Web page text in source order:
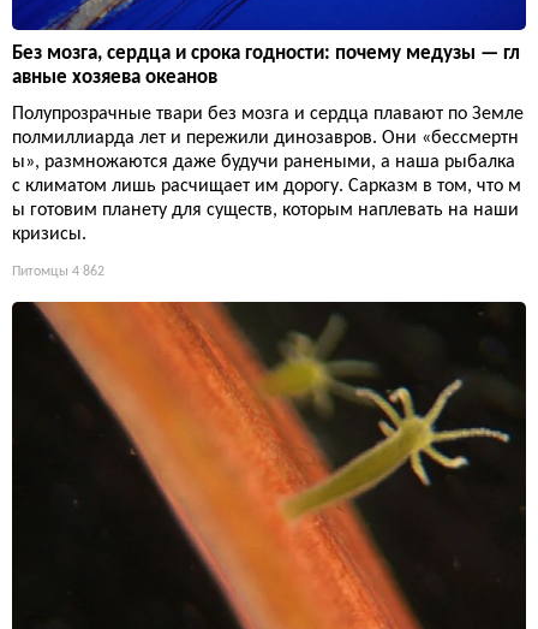
Без мозга, сердца и срока годности: почему медузы — гл
авные хозяева океанов
Полупрозрачные твари без мозга и сердца плавают по Земле
полмиллиарда лет и пережили динозавров. Они «бессмертн
ы», размножаются даже будучи ранеными, а наша рыбалка
с климатом лишь расчищает им дорогу. Сарказм в том, что м
ы готовим планету для существ, которым наплевать на наши
кризисы.
Питомцы 4 862